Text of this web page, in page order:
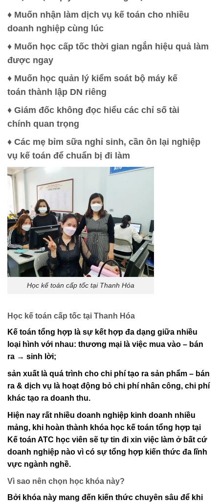
♦ Muốn nhận làm dịch vụ kế toán cho nhiều
doanh nghiệp cùng lúc
♦ Muốn học cấp tốc thời gian ngắn hiệu quả làm
được ngay
♦ Muốn học quản lý kiểm soát bộ máy kế
toán thành lập DN riêng
♦ Giám đốc không đọc hiểu các chỉ số tài
chính quan trọng
♦ Các mẹ bỉm sữa nghỉ sinh, cần ôn lại nghiệp
vụ kế toán để chuẩn bị đi làm
Học kế toán cấp tốc tại Thanh Hóa
Học kế toán cấp tốc tại Thanh Hóa
Kế toán tổng hợp là sự kết hợp đa dạng giữa nhiều
loại hình với nhau: thương mại là việc mua vào – bán
ra → sinh lời;
sản xuất là quá trình cho chi phí tạo ra sản phẩm – bán
ra & dịch vụ là hoạt động bỏ chi phí nhân công, chi phí
khác tạo ra doanh thu.
Hiện nay rất nhiều doanh nghiệp kinh doanh nhiều
mảng, khi hoàn thành khóa học kế toán tổng hợp tại
Kế toán ATC học viên sẽ tự tin đi xin việc làm ở bất cứ
doanh nghiệp nào vì có sự tổng hợp kiến thức đa lĩnh
vực ngành nghề.
Vì sao nên chọn học khóa này?
Bởi khóa này mang đến kiến thức chuyên sâu để khi